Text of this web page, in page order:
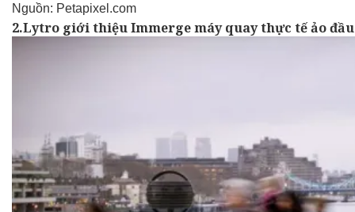
Nguồn: Petapixel.com
2.Lytro giới thiệu Immerge máy quay thực tế ảo